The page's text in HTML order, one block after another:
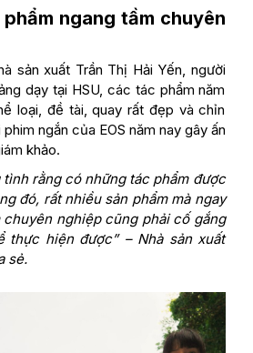
ngang tầm chuyên
sản xuất Trần Thị Hải Yến, người
dạy tại HSU, các tác phẩm năm
loại, đề tài, quay rất đẹp và chỉn
ngắn của EOS năm nay gây ấn
khảo.
tình rằng có những tác phẩm được
đó, rất nhiều sản phẩm mà ngay
nghiệp cũng phải cố gắng
thực hiện được” – Nhà sản xuất
sẻ.